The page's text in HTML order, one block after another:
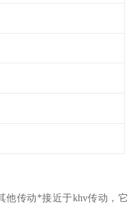
他传动*接近于khv传动，它